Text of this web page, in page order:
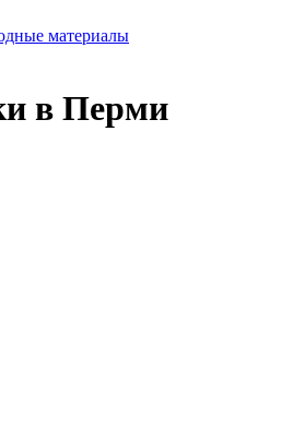
материалы
в Перми